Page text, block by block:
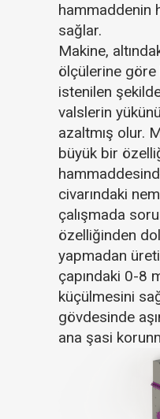
hammaddenin
sağlar.
Makine,
ölçülerine
istenilen
valslerin
azaltmış olur.
büyük bir
civarındaki
çalışmada
özelliğinden
yapmadan
çapındaki 0-8
küçülmesini
gövdesinde
ana şasi